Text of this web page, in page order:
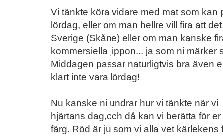
Vi tänkte köra vidare med mat som kan
lördag, eller om man hellre vill fira att
Sverige (Skåne) eller om man kanske
kommersiella jippon... ja som ni märker
Middagen passar naturligtvis bra även
klart inte vara lördag!
Nu kanske ni undrar hur vi tänkte när
hjärtans dag,och då kan vi berätta för
färg. Röd är ju som vi alla vet